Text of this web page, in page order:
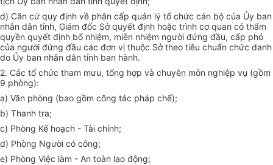
d) Căn cứ quy định về phân cấp quản lý tổ chức cán bộ của Ủy ban
nhân dân tỉnh, Giám đốc Sở quyết định hoặc trình cơ quan có thẩm
quyền quyết định bổ nhiệm, miễn nhiệm người đứng đầu, cấp phó
của người đứng đầu các đơn vị thuộc Sởtheo tiêu chuẩn chức danh
do Ủy ban nhân dân tỉnh ban hành.
2. Các tổ chức tham mưu, tổng hợp và chuyên môn nghiệp vụ (gồm
9 phòng):
a) Văn phòng (bao gồm công tác pháp chế);
b) Thanh tra;
c) Phòng Kế hoạch - Tài chính;
d) Phòng Người có công;
e) Phòng Việc làm - An toàn lao động;